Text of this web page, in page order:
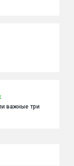
важные три